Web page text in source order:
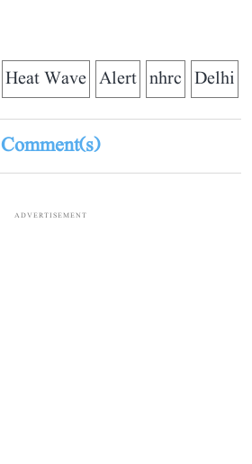
Delhi
nhrc
Alert
Heat Wave
Comment(s)
ADVERTISEMENT